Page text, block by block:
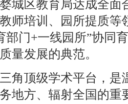
城区教育局达成全面
师培训、园所提质等
部门+一线园所”协同
量发展的典范。
顶级学术平台，是
地方、辐射全国的重